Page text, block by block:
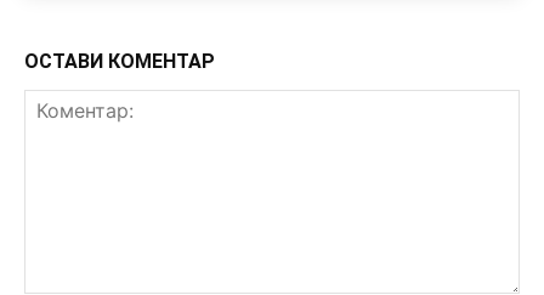
ОСТАВИ КОМЕНТАР